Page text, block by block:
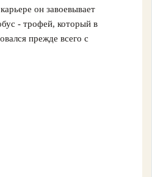
он завоевывает
- трофей, который в
прежде всего с